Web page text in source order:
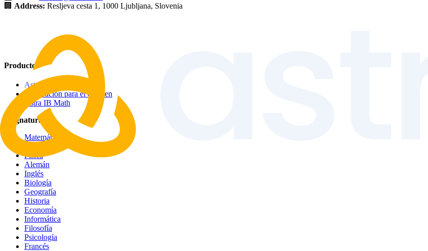
🏢 Address: Resljeva cesta 1, 1000 Ljubljana, Slovenia
Productos
Astra AI Plus
Preparación para el examen
Astra IB Math
Asignaturas
Matemáticas
Física
Alemán
Inglés
Biología
Geografía
Historia
Economía
Informática
Filosofía
Psicología
Francés